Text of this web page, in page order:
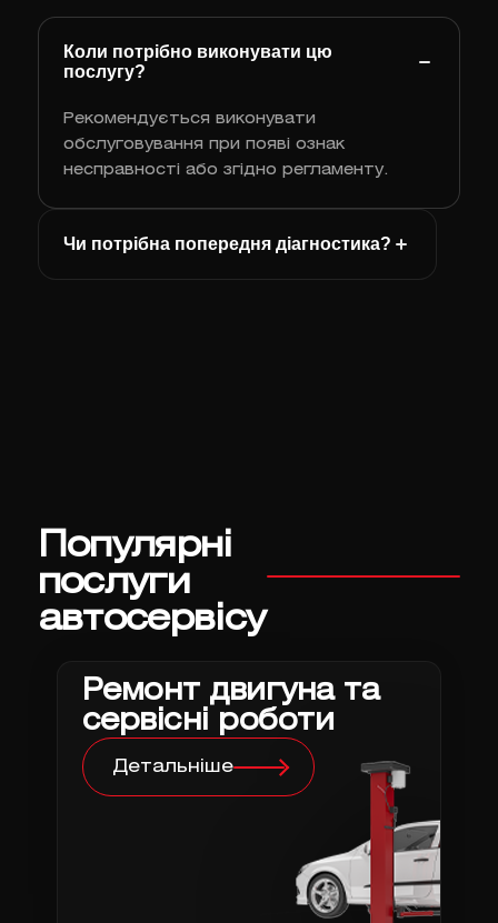
Коли потрібно виконувати цю
послугу?
Рекомендується виконувати
обслуговування при появі ознак
несправності або згідно регламенту.
Чи потрібна попередня діагностика?
Популярні
послуги
автосервісу
Ремонт двигуна та
сервісні роботи
Детальніше